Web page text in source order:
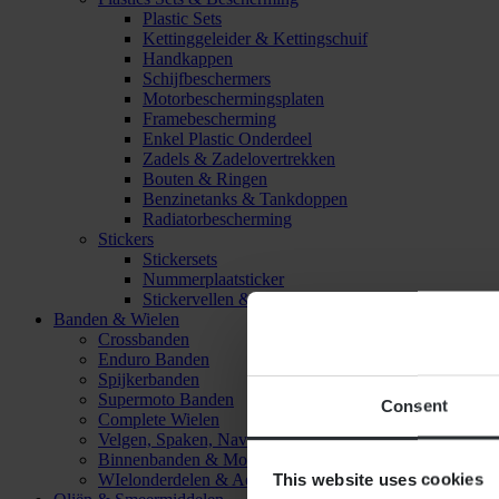
Consent
This website uses cookies
Plastic Sets
Kettinggeleider & Kettingschuif
Handkappen
Schijfbeschermers
Motorbeschermingsplaten
Framebescherming
Enkel Plastic Onderdeel
Zadels & Zadelovertrekken
Bouten & Ringen
Benzinetanks & Tankdoppen
Radiatorbescherming
Stickers
Stickersets
Nummerplaatsticker
Stickervellen & Stickers
Banden & Wielen
Crossbanden
Enduro Banden
Spijkerbanden
Supermoto Banden
Complete Wielen
Velgen, Spaken, Naven & Lagers
Binnenbanden & Mousses
WIelonderdelen & Accessoires